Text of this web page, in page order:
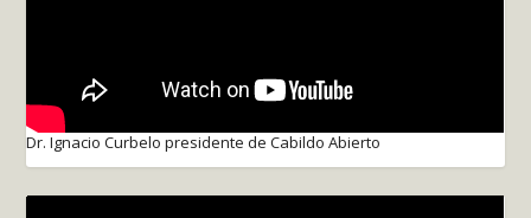
Dr. Ignacio Curbelo presidente de Cabildo Abierto